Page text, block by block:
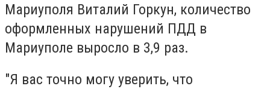
Мариуполя Виталий Горкун, количество
оформленных нарушений ПДД в
Мариуполе выросло в 3,9 раз.
"Я вас точно могу уверить, что